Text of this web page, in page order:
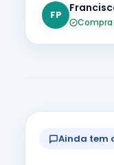
FP
Ainda tem